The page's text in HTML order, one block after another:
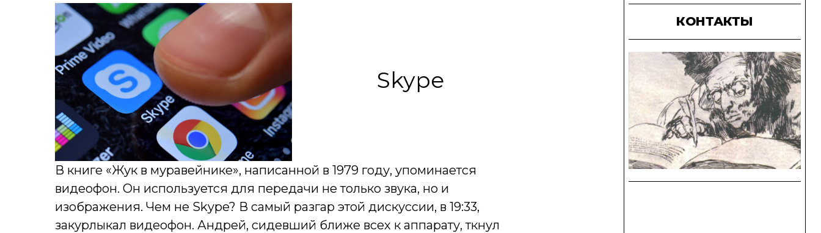
Skype
В книге «Жук в муравейнике», написанной в 1979 году, упоминается
видеофон. Он используется для передачи не только звука, но и
изображения. Чем не Skype? В самый разгар этой дискуссии, в 19:33,
закурлыкал видеофон. Андрей, сидевший ближе всех к аппарату, ткнул
КОНТАКТЫ